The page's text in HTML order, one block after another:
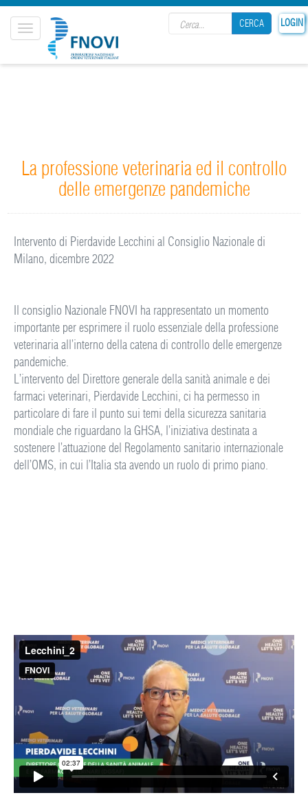
LOGIN
CERCA
Toggle
navigation
La professione veterinaria ed il controllo
delle emergenze pandemiche
Intervento di Pierdavide Lecchini al Consiglio Nazionale di
Milano, dicembre 2022
Il consiglio Nazionale FNOVI ha rappresentato un momento
importante per esprimere il ruolo essenziale della professione
veterinaria all’interno della catena di controllo delle emergenze
pandemiche.
L’intervento del Direttore generale della sanità animale e dei
farmaci veterinari, Pierdavide Lecchini, ci ha permesso in
particolare di fare il punto sui temi della sicurezza sanitaria
mondiale che riguardano la GHSA, l’iniziativa destinata a
sostenere l’attuazione del Regolamento sanitario internazionale
dell’OMS, in cui l’Italia sta avendo un ruolo di primo piano.